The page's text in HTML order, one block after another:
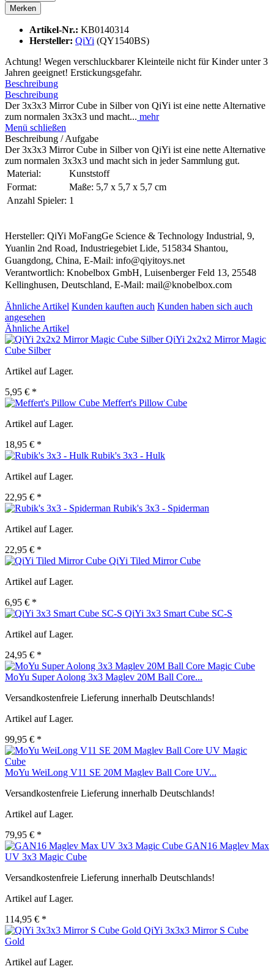
Merken
Artikel-Nr.: KB0140314
Hersteller: QiYi (QY1540BS)
Achtung! Wegen verschluckbarer Kleinteile nicht für Kinder unter 3
Jahren geeignet! Erstickungsgefahr.
Beschreibung
Beschreibung
Der 3x3x3 Mirror Cube in Silber von QiYi ist eine nette Alternative
zum normalen 3x3x3 und macht... mehr
Menü schließen
Beschreibung / Aufgabe
Der 3x3x3 Mirror Cube in Silber von QiYi ist eine nette Alternative
zum normalen 3x3x3 und macht sich in jeder Sammlung gut.
Material:
Kunststoff
Format:
Maße: 5,7 x 5,7 x 5,7 cm
Anzahl Spieler: 1
Hersteller: QiYi MoFangGe Science & Technology Industrial, 9,
Yuanlin 2nd Road, Industriegebiet Lide, 515834 Shantou,
Guangdong, China, E-Mail: info@qiyitoys.net
Verantwortlich: Knobelbox GmbH, Luisenberger Feld 13, 25548
Kellinghusen, Deutschland, E-Mail: mail@knobelbox.com
Ähnliche Artikel Kunden kauften auch Kunden haben sich auch
angesehen
Ähnliche Artikel
QiYi 2x2x2 Mirror Magic
Cube Silber
Artikel auf Lager.
5,95 € *
Meffert's Pillow Cube
Artikel auf Lager.
18,95 € *
Rubik's 3x3 - Hulk
Artikel auf Lager.
22,95 € *
Rubik's 3x3 - Spiderman
Artikel auf Lager.
22,95 € *
QiYi Tiled Mirror Cube
Artikel auf Lager.
6,95 € *
QiYi 3x3 Smart Cube SC-S
Artikel auf Lager.
24,95 € *
MoYu Super Aolong 3x3 Maglev 20M Ball Core...
Versandkostenfreie Lieferung innerhalb Deutschlands!
Artikel auf Lager.
99,95 € *
MoYu WeiLong V11 SE 20M Maglev Ball Core UV...
Versandkostenfreie Lieferung innerhalb Deutschlands!
Artikel auf Lager.
79,95 € *
GAN16 Maglev Max
UV 3x3 Magic Cube
Versandkostenfreie Lieferung innerhalb Deutschlands!
Artikel auf Lager.
114,95 € *
QiYi 3x3x3 Mirror S Cube
Gold
Artikel auf Lager.